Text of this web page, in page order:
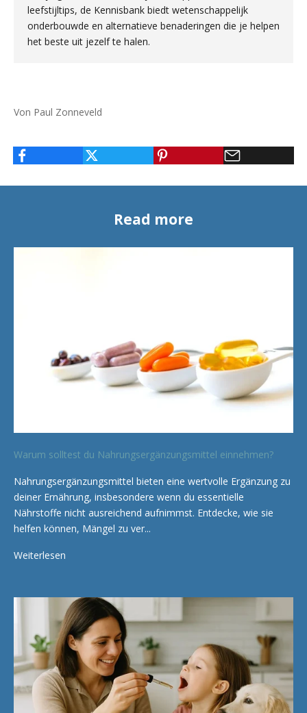
leefstijltips, de Kennisbank biedt wetenschappelijk
onderbouwde en alternatieve benaderingen die je helpen
het beste uit jezelf te halen.
Von Paul Zonneveld
Read more
Warum solltest du Nahrungsergänzungsmittel einnehmen?
Nahrungsergänzungsmittel bieten eine wertvolle Ergänzung zu
deiner Ernährung, insbesondere wenn du essentielle
Nährstoffe nicht ausreichend aufnimmst. Entdecke, wie sie
helfen können, Mängel zu ver...
Weiterlesen